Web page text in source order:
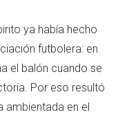
ya había hecho
futbolera: en
el balón cuando se
Por eso resultó
en el